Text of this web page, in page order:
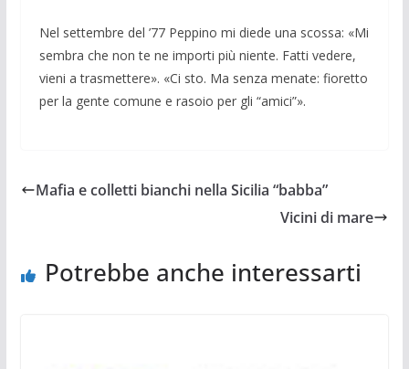
Nel settembre del ’77 Peppino mi diede una scossa: «Mi
sembra che non te ne importi più niente. Fatti vedere,
vieni a trasmettere». «Ci sto. Ma senza menate: fioretto
per la gente comune e rasoio per gli “amici”».
Mafia e colletti bianchi nella Sicilia “babba”
Vicini di mare
Potrebbe anche interessarti